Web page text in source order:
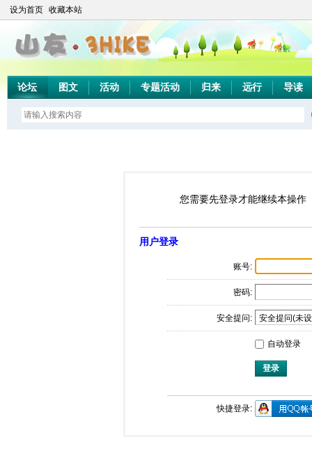
设为首页 收藏本站
论坛 图文 活动 专题活动 归来 远行 导读
您需要先登录才能继续本操作
用户登录
账号:
密码:
安全提问:
自动登录
登录
快捷登录: